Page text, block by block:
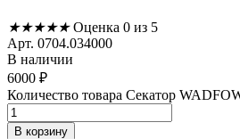
★★★★★ Оценка 0 из 5
Арт. 0704.034000
В наличии
6000 ₽
Количество товара Секатор
В корзину